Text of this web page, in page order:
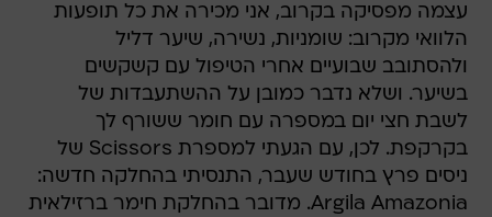
עצמה מפסיקה בקרוב, אני מכירה את כל תופעות
הלוואי מקרוב: שומניות, נשירה, שיער דליל
ולהסתובב שבועיים אחרי הטיפול עם קשקשים
בשיער. ושלא נדבר כמובן על ההשתעבדות של
לשבת חצי יום במספרה עם חומר ששורף לך
בקרקפת. לכן, עם הגעתי למספרת Scissors של
ניסים פרץ בחודש שעבר, התנסיתי בהחלקה חדשה:
Argila Amazonia. מדובר בהחלקת חימר ברזילאית